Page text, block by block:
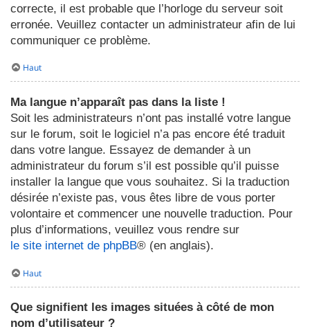
correcte, il est probable que l’horloge du serveur soit
erronée. Veuillez contacter un administrateur afin de lui
communiquer ce problème.
Haut
Ma langue n’apparaît pas dans la liste !
Soit les administrateurs n’ont pas installé votre langue
sur le forum, soit le logiciel n’a pas encore été traduit
dans votre langue. Essayez de demander à un
administrateur du forum s’il est possible qu’il puisse
installer la langue que vous souhaitez. Si la traduction
désirée n’existe pas, vous êtes libre de vous porter
volontaire et commencer une nouvelle traduction. Pour
plus d’informations, veuillez vous rendre sur
le site internet de phpBB® (en anglais).
Haut
Que signifient les images situées à côté de mon
nom d’utilisateur ?